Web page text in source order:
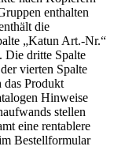
enthalten
die
„Katun Art.-Nr.“
Die dritte Spalte
vierten Spalte
das Produkt
Hinweise
stellen
eine rentablere
Bestellformular